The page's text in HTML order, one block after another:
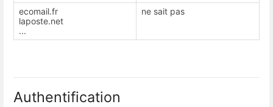
ecomail.fr
laposte.net
...
ne sait pas
Authentification